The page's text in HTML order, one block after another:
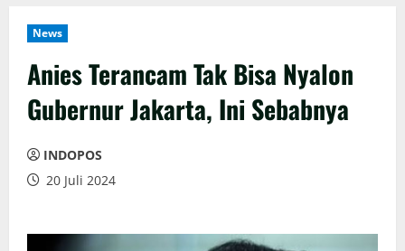
News
Anies Terancam Tak Bisa Nyalon
Gubernur Jakarta, Ini Sebabnya
INDOPOS
20 Juli 2024